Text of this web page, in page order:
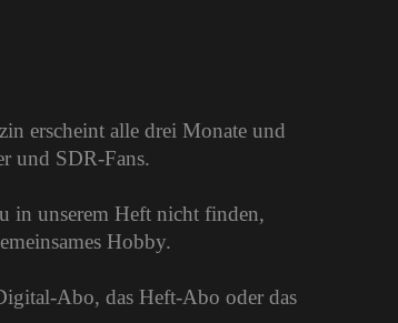
erscheint alle drei Monate und
und SDR-Fans.
in unserem Heft nicht finden,
Hobby.
Abo, das Heft-Abo oder das